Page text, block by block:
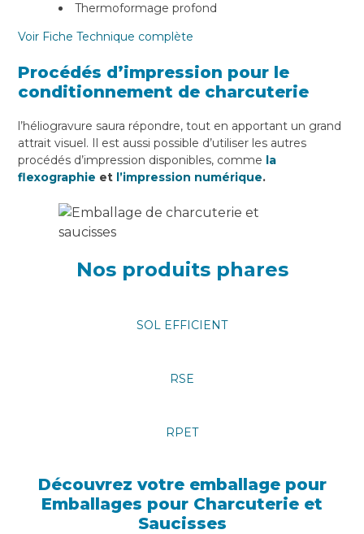
Thermoformage profond
Voir Fiche Technique complète
Procédés d’impression pour le
conditionnement de charcuterie
l’héliogravure saura répondre, tout en apportant un grand
attrait visuel. Il est aussi possible d’utiliser les autres
procédés d’impression disponibles, comme la
flexographie et l’impression numérique.
Nos produits phares
SOL EFFICIENT
RSE
RPET
Découvrez votre emballage pour
Emballages pour Charcuterie et
Saucisses